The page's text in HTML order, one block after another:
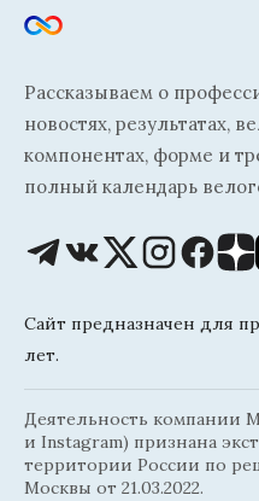
Рассказываем о
новостях, результатах,
компонентах, форме и
полный календарь
Сайт предназначен для
лет.
Деятельность компании
и Instagram) признана
территории России по
Москвы от 21.03.2022.